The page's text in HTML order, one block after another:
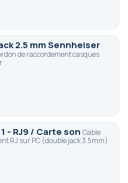
2.5 mm Sennheiser
de raccordement casques
- RJ9 / Carte son Cable
RJ sur PC (double jack 3.5mm)